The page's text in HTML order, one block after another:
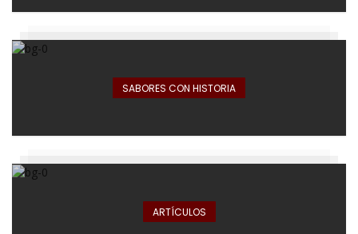
SABORES CON HISTORIA
ARTÍCULOS